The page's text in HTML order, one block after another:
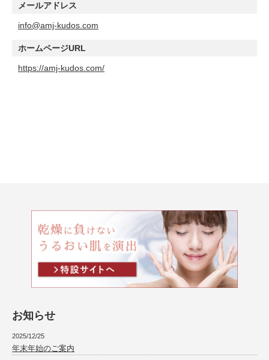
メールアドレス
info@amj-kudos.com
ホームページURL
https://amj-kudos.com/
お知らせ
2025/12/25
年末年始のご案内